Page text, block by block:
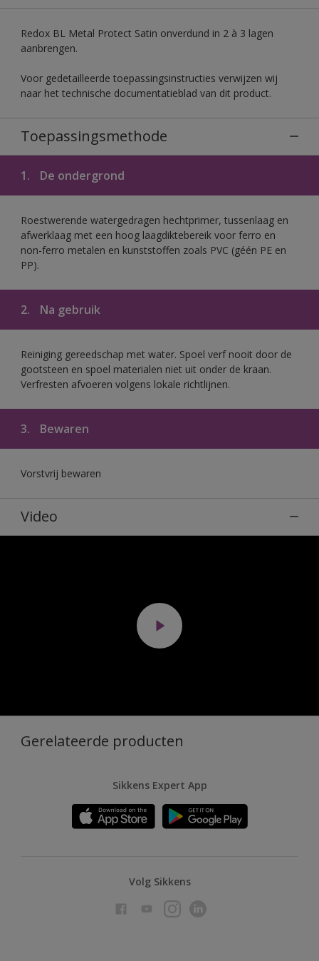
Redox BL Metal Protect Satin onverdund in 2 à 3 lagen
aanbrengen.
Voor gedetailleerde toepassingsinstructies verwijzen wij
naar het technische documentatieblad van dit product.
Toepassingsmethode
1. De ondergrond
Roestwerende watergedragen hechtprimer, tussenlaag en
afwerklaag met een hoog laagdiktebereik voor ferro en
non-ferro metalen en kunststoffen zoals PVC (géén PE en
PP).
2. Na gebruik
Reiniging gereedschap met water. Spoel verf nooit door de
gootsteen en spoel materialen niet uit onder de kraan.
Verfresten afvoeren volgens lokale richtlijnen.
3. Bewaren
Vorstvrij bewaren
Video
Gerelateerde producten
Sikkens Expert App
Volg Sikkens